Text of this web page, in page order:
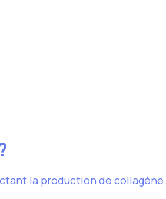
la production de collagène.